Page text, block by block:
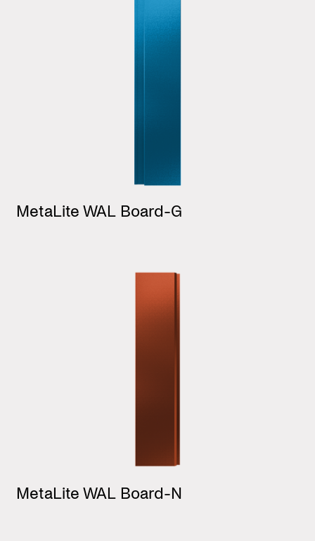
MetaLite WAL Board-G
MetaLite WAL Board-N